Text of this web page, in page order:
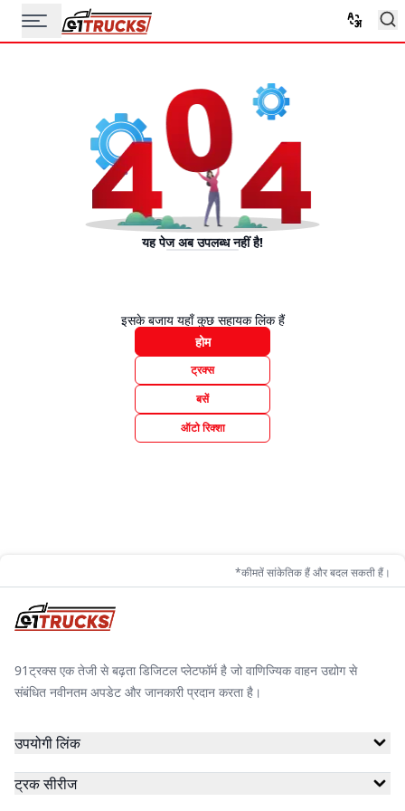
यह पेज अब उपलब्ध नहीं है!
इसके बजाय यहाँ कुछ सहायक लिंक हैं
होम
ट्रक्स
बसें
ऑटो रिक्शा
*कीमतें सांकेतिक हैं और बदल सकती हैं।
91ट्रक्स एक तेजी से बढ़ता डिजिटल प्लेटफॉर्म है जो वाणिज्यिक वाहन उद्योग से
संबंधित नवीनतम अपडेट और जानकारी प्रदान करता है।
उपयोगी लिंक
ट्रक सीरीज